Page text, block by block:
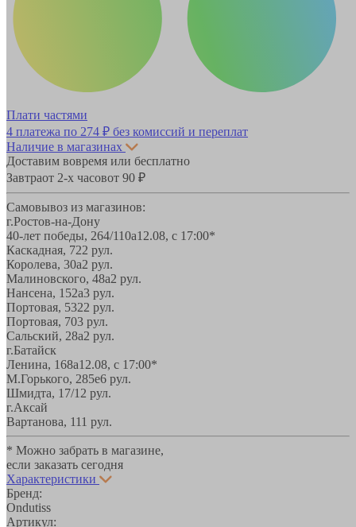
Плати частями
4 платежа по 274 ₽ без комиссий и переплат
Наличие в магазинах
Доставим вовремя или бесплатно
Завтраот 2-х часовот 90 ₽
Самовывоз из магазинов:
г.Ростов-на-Дону
40-лет победы, 264/110а12.08, с 17:00*
Каскадная, 722 рул.
Королева, 30а2 рул.
Малиновского, 48а2 рул.
Нансена, 152а3 рул.
Портовая, 5322 рул.
Портовая, 703 рул.
Сальский, 28a2 рул.
г.Батайск
Ленина, 168а12.08, с 17:00*
М.Горького, 285е6 рул.
Шмидта, 17/1 2 рул.
г.Аксай
Вартанова, 111 рул.
* Можно забрать в магазине,
если заказать сегодня
Характеристики
Бренд:
Ondutiss
Артикул: